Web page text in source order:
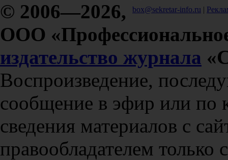
box@sekretar-info.ru |
© 2006—2026,
ООО
издательство журнала
Воспроизведение,
сообщение в эфир или по
сведения материалов с
правообладателем только